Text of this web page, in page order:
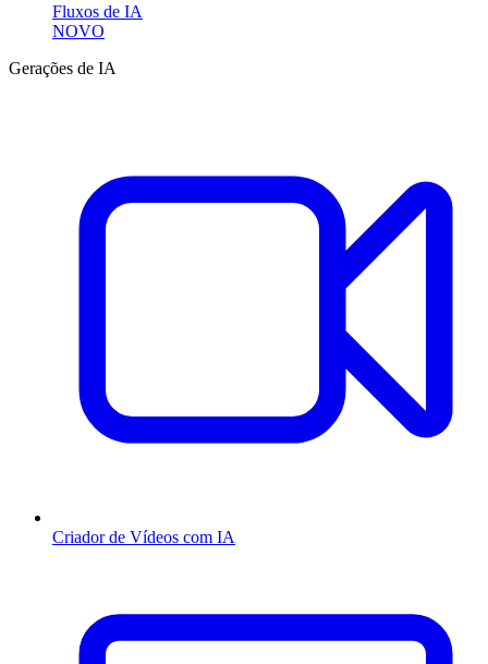
Fluxos de IA
NOVO
Gerações de IA
Criador de Vídeos com IA